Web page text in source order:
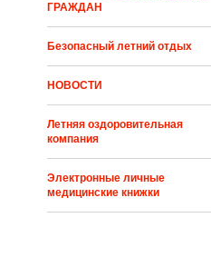
ГРАЖДАН
Безопасный летний отдых
НОВОСТИ
Летняя оздоровительная
компания
Электронные личные
медицинские книжки